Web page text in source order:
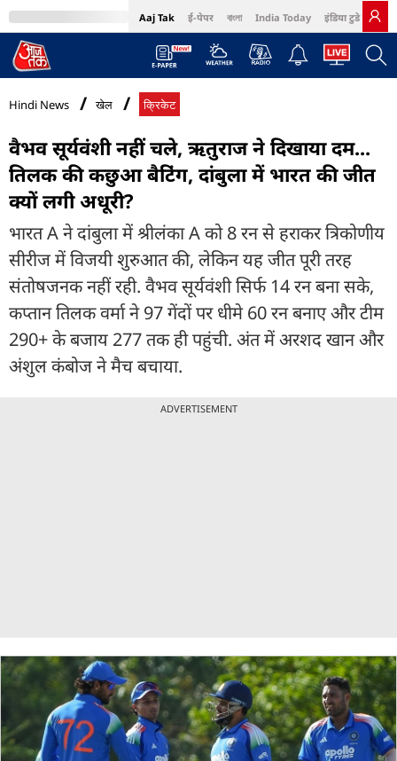
Aaj Tak ई-पेपर বাংলা India Today इंडिया टुडे हिंदी
MumbaiTak Cosmopolitan Harper's Bazaar Northeast
Hindi News खेल क्रिकेट
वैभव सूर्यवंशी नहीं चले, ऋतुराज ने द‍िखाया दम...
त‍िलक की कछुआ बैट‍िंग, दांबुला में भारत की जीत
क्यों लगी अधूरी?
भारत A ने दांबुला में श्रीलंका A को 8 रन से हराकर त्रिकोणीय
सीरीज में विजयी शुरुआत की, लेकिन यह जीत पूरी तरह
संतोषजनक नहीं रही. वैभव सूर्यवंशी सिर्फ 14 रन बना सके,
कप्तान तिलक वर्मा ने 97 गेंदों पर धीमे 60 रन बनाए और टीम
290+ के बजाय 277 तक ही पहुंची. अंत में अरशद खान और
अंशुल कंबोज ने मैच बचाया.
ADVERTISEMENT